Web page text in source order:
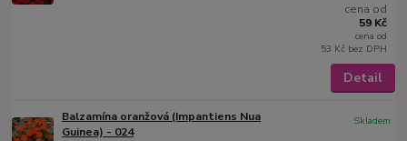
cena od
59 Kč
cena od
53 Kč bez DPH
Detail
Balzamína oranžová (Impantiens Nua
Guinea) - 024
Skladem